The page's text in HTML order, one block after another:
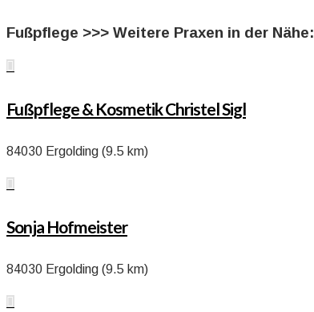
Fußpflege >>> Weitere Praxen in der Nähe:

Fußpflege & Kosmetik Christel Sigl
84030 Ergolding (9.5 km)

Sonja Hofmeister
84030 Ergolding (9.5 km)
